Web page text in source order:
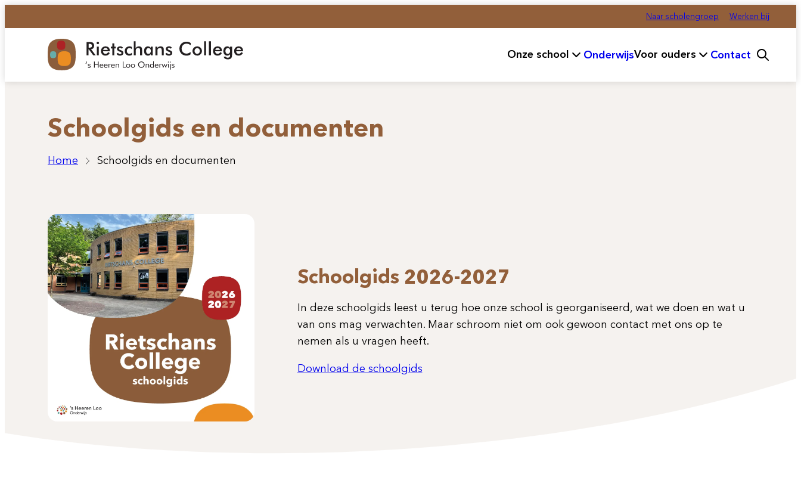
naar
Naar scholengroep Werken bij
Hoofdmenu
Onze school OnderwijsVoor ouders Contact
Schoolgids en documenten
Home Schoolgids en documenten
Schoolgids 2026-2027
In deze schoolgids leest u terug hoe onze school is georganiseerd, wat we doen en wat u
van ons mag verwachten. Maar schroom niet om ook gewoon contact met ons op te
nemen als u vragen heeft.
Download de schoolgids